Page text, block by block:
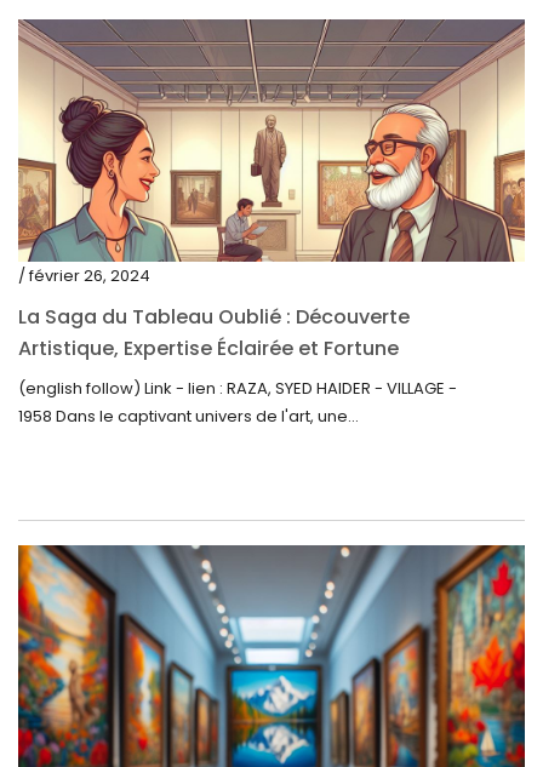
août 2021
juillet 2021
juin 2021
mai 2021
avril 2021
mars 2021
janvier 2021
décembre 2020
novembre 2020
septembre 2020
juillet 2020
juin 2020
mai 2020
mars 2020
février 2020
/ février 26, 2024
La Saga du Tableau Oublié : Découverte
Artistique, Expertise Éclairée et Fortune
Inattendue
(english follow) Link - lien : RAZA, SYED HAIDER - VILLAGE -
1958 Dans le captivant univers de l'art, une...